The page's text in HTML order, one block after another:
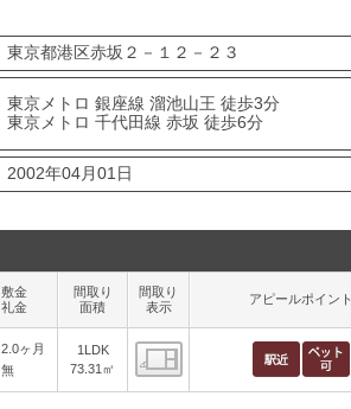
東京都港区赤坂２－１２－２３
東京メトロ 銀座線 溜池山王 徒歩3分
東京メトロ 千代田線 赤坂 徒歩6分
2002年04月01日
敷金
礼金
間取り
面積
間取り
表示
アピールポイント
2.0ヶ月
無
1LDK
73.31㎡
間取り表示